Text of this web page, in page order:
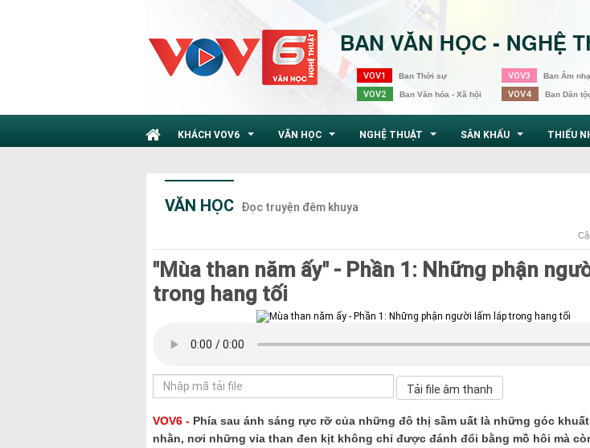
VOV1 Ban Thời sự
VOV2 Ban Văn hóa - Xã hội
VOV3 Ban Âm
VOV4 Ban Dân
KHÁCH VOV6 VĂN HỌC NGHỆ THUẬT SÂN KHẤU THIẾU
VĂN HỌC Đọc truyện đêm khuya
"Mùa than năm ấy" - Phần 1: Những phận
trong hang tối
VOV6 - Phía sau ánh sáng rực rỡ của những đô thị sầm uất là những góc
nhằn, nơi những vỉa than đen kịt không chỉ được đánh đổi bằng mồ hôi mà